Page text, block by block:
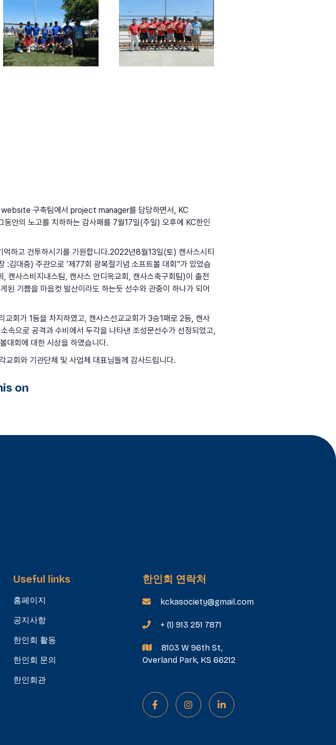
website 구축팀에서 project manager를 담당하면서, KC
안의 노고를 치하하는 감사패를 7월17일(주일) 오후에 KC한인
하고 건투하시기를 기원합니다.2022년8월13일(토) 캔사스시티
대중) 주관으로 ‘제77회 광복절기념 소프트볼 대회”가 있었습
캔사스비지내스팀, 캔사스 안디옥교회, 캔사스축구회팀)이 출전
된 기쁨을 마음컷 발산이라도 하는듯 선수와 관중이 하나가 되어
회가 1등을 차지하였고, 캔사스선교교회가 3승1패로 2등, 캔사
으로 공격과 수비에서 두각을 나타낸 조성문선수가 선정되었고,
대회에 대한 시상을 하였습니다.
회와 기관단체 및 사업체 대표님들께 감사드립니다.
on
Useful links
홈페이지
공지사항
한인회 활동
한인회 문의
한인회관
한인회 연락처
 kckasociety@gmail.com
 + (1) 913 251 7871

8103 W 96th St,
Overland Park, KS 66212
  